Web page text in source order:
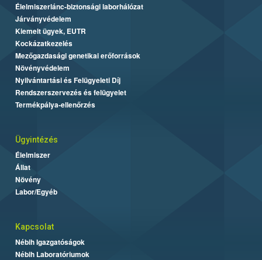
Élelmiszerlánc-biztonsági laborhálózat
Járványvédelem
Kiemelt ügyek, EUTR
Kockázatkezelés
Mezőgazdasági genetikai erőforrások
Növényvédelem
Nyilvántartási és Felügyeleti Díj
Rendszerszervezés és felügyelet
Termékpálya-ellenőrzés
Ügyintézés
Élelmiszer
Állat
Növény
Labor/Egyéb
Kapcsolat
Nébih Igazgatóságok
Nébih Laboratóriumok